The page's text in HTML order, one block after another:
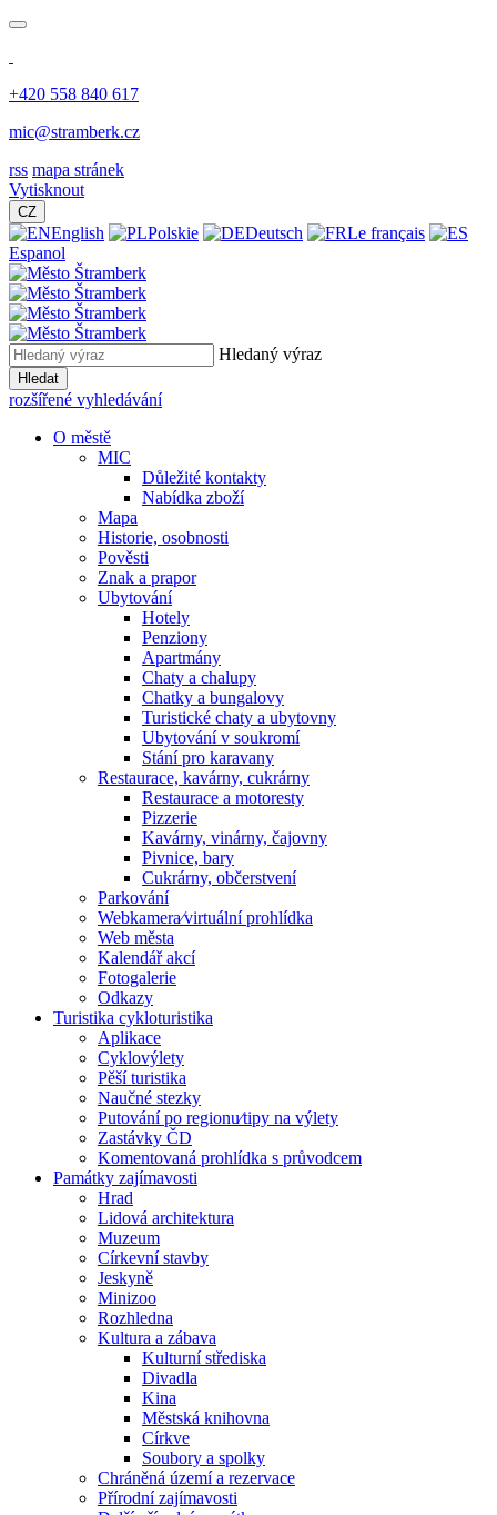
+420 558 840 617
mic@stramberk.cz
rss mapa stránek
Vytisknout
CZ
English Polskie Deutsch
Le français
Espanol
Hledaný výraz
Hledat
rozšířené vyhledávání
O městě
MIC
Důležité kontakty
Nabídka zboží
Mapa
Historie, osobnosti
Pověsti
Znak a prapor
Ubytování
Hotely
Penziony
Apartmány
Chaty a chalupy
Chatky a bungalovy
Turistické chaty a ubytovny
Ubytování v soukromí
Stání pro karavany
Restaurace, kavárny, cukrárny
Restaurace a motoresty
Pizzerie
Kavárny, vinárny, čajovny
Pivnice, bary
Cukrárny, občerstvení
Parkování
Webkamera⁄virtuální prohlídka
Web města
Kalendář akcí
Fotogalerie
Odkazy
Turistika cykloturistika
Aplikace
Cyklovýlety
Pěší turistika
Naučné stezky
Putování po regionu⁄tipy na výlety
Zastávky ČD
Komentovaná prohlídka s průvodcem
Památky zajímavosti
Hrad
Lidová architektura
Muzeum
Církevní stavby
Jeskyně
Minizoo
Rozhledna
Kultura a zábava
Kulturní střediska
Divadla
Kina
Městská knihovna
Církve
Soubory a spolky
Chráněná území a rezervace
Přírodní zajímavosti